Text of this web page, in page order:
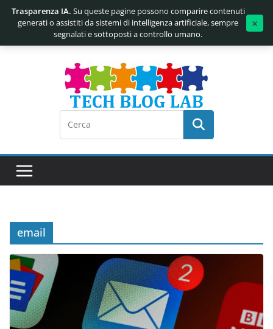
email
Trasparenza IA. Su queste pagine possono comparire contenuti
generati o assistiti da sistemi di intelligenza artificiale, sempre
segnalati e sottoposti a controllo umano.
×